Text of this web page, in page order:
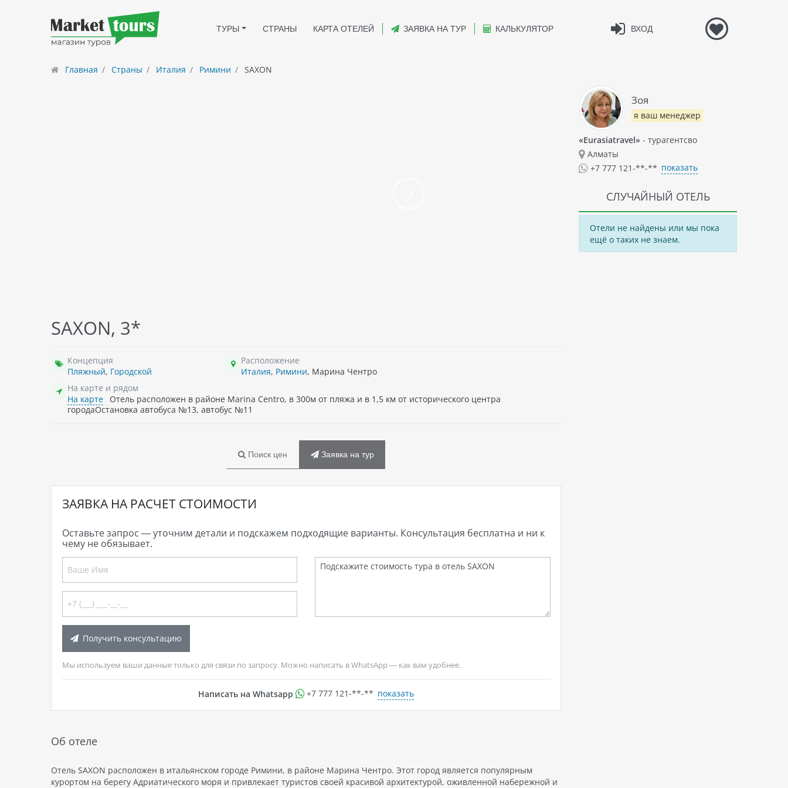
ВХОД
ТУРЫ СТРАНЫ КАРТА ОТЕЛЕЙ ЗАЯВКА НА ТУР КАЛЬКУЛЯТОР
Главная Страны Италия Римини SAXON
SAXON, 3*
Концепция
Пляжный, Городской
Расположение
Италия, Римини, Марина Чентро
На карте и рядом
На карте
Отель расположен в районе Marina Centro, в 300м от пляжа и в 1,5 км от исторического центра
городаОстановка автобуса №13, автобус №11
Поиск цен Заявка на тур
ЗАЯВКА НА РАСЧЕТ СТОИМОСТИ
Оставьте запрос — уточним детали и подскажем подходящие варианты. Консультация бесплатна и ни к
чему не обязывает.
Получить консультацию
Мы используем ваши данные только для связи по запросу. Можно написать в WhatsApp — как вам удобнее.
Написать на Whatsapp +7 777 121-**-** показать
Об отеле
Отель SAXON расположен в итальянском городе Римини, в районе Марина Чентро. Этот город является популярным
курортом на берегу Адриатического моря и привлекает туристов своей красивой архитектурой, оживленной набережной и
Зоя
я ваш менеджер
«Eurasiatravel» - турагентсво
Алматы
+7 777 121-**-** показать
СЛУЧАЙНЫЙ ОТЕЛЬ
Отели не найдены или мы пока
ещё о таких не знаем.